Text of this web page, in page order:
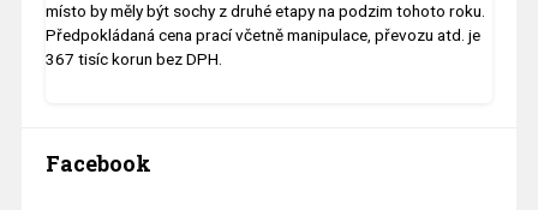
místo by měly být sochy z druhé etapy na podzim tohoto roku.
Předpokládaná cena prací včetně manipulace, převozu atd. je
367 tisíc korun bez DPH.
Facebook